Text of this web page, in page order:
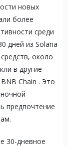
новых
более
среди
дней из Solana
около
в другие
Chain . Это
предпочтение
30-дневное